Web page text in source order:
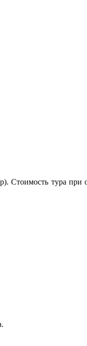
Стоимость тура